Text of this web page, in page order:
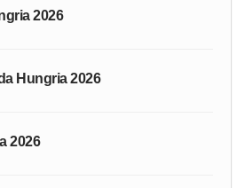
2026
Hungria 2026
2026